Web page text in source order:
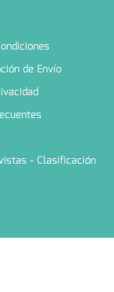
de Envío
- Clasificación